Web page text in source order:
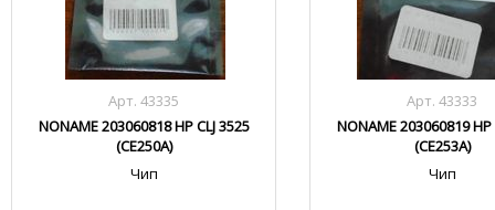
Арт. 43335
NONAME 203060818 HP CLJ 3525
(CE250A)
Чип
Арт. 43333
NONAME 203060819 HP
(CE253A)
Чип